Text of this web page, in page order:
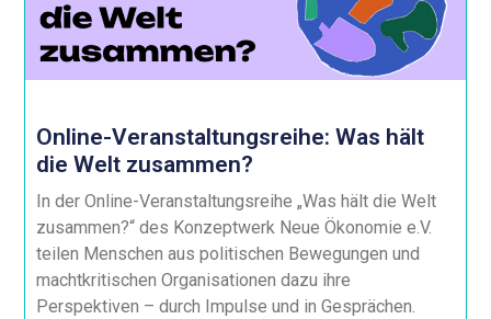
Online-Veranstaltungsreihe: Was hält
die Welt zusammen?
In der Online-Veranstaltungsreihe „Was hält die Welt
zusammen?“ des Konzeptwerk Neue Ökonomie e.V.
teilen Menschen aus politischen Bewegungen und
machtkritischen Organisationen dazu ihre
Perspektiven – durch Impulse und in Gesprächen.